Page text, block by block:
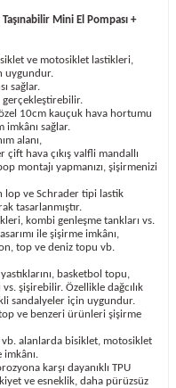
Mini El Pompası +
ve motosiklet lastikleri,
uygundur.
sağlar.
gerçekleştirebilir.
özel 10cm kauçuk hava hortumu
imkânı sağlar.
alanı,
çift hava çıkış valfli mandallı
montajı yapmanızı, şişirmenizi
lop ve Schrader tipi lastik
tasarlanmıştır.
kombi genleşme tankları vs.
ile şişirme imkânı,
top ve deniz topu vb.
basketbol topu,
şişirebilir. Özellikle dağcılık
sandalyeler için uygundur.
ve benzeri ürünleri şişirme
vb. alanlarda bisiklet, motosiklet
karşı dayanıklı TPU
ve esneklik, daha pürüzsüz